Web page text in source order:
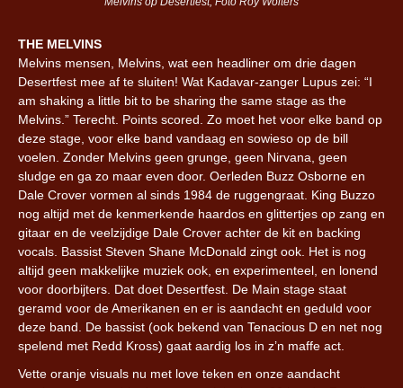
THE MELVINS
Melvins mensen, Melvins, wat een headliner om drie dagen
Desertfest mee af te sluiten! Wat Kadavar-zanger Lupus zei: “I
am shaking a little bit to be sharing the same stage as the
Melvins.” Terecht. Points scored. Zo moet het voor elke band op
deze stage, voor elke band vandaag en sowieso op de bill
voelen. Zonder Melvins geen grunge, geen Nirvana, geen
sludge en ga zo maar even door. Oerleden Buzz Osborne en
Dale Crover vormen al sinds 1984 de ruggengraat. King Buzzo
nog altijd met de kenmerkende haardos en glittertjes op zang en
gitaar en de veelzijdige Dale Crover achter de kit en backing
vocals. Bassist Steven Shane McDonald zingt ook. Het is nog
altijd geen makkelijke muziek ook, en experimenteel, en lonend
voor doorbijters. Dat doet Desertfest. De Main stage staat
geramd voor de Amerikanen en er is aandacht en geduld voor
deze band. De bassist (ook bekend van Tenacious D en net nog
spelend met Redd Kross) gaat aardig los in z’n maffe act.
Vette oranje visuals nu met love teken en onze aandacht